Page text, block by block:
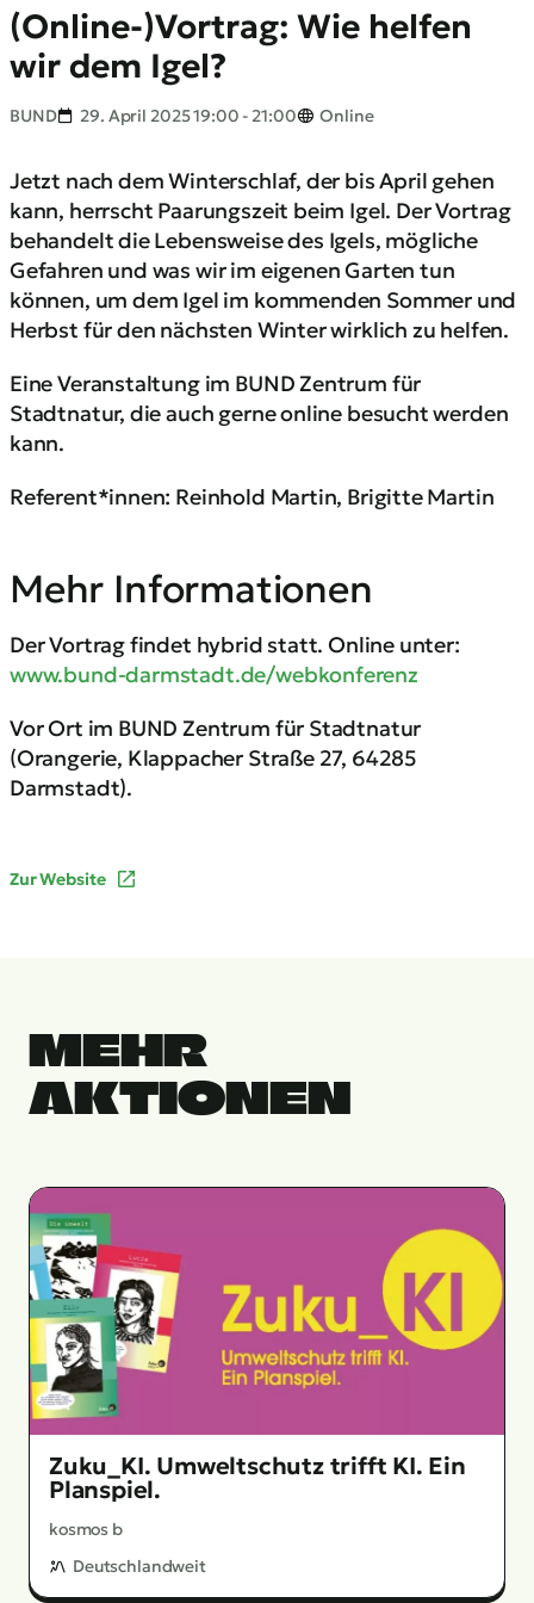
(Online-)Vortrag: Wie helfen
wir dem Igel?
BUND 29. April 2025 19:00 - 21:00 Online
Jetzt nach dem Winterschlaf, der bis April gehen
kann, herrscht Paarungszeit beim Igel. Der Vortrag
behandelt die Lebensweise des Igels, mögliche
Gefahren und was wir im eigenen Garten tun
können, um dem Igel im kommenden Sommer und
Herbst für den nächsten Winter wirklich zu helfen.
Eine Veranstaltung im BUND Zentrum für
Stadtnatur, die auch gerne online besucht werden
kann.
Referent*innen: Reinhold Martin, Brigitte Martin
Mehr Informationen
Der Vortrag findet hybrid statt. Online unter:
www.bund-darmstadt.de/webkonferenz
Vor Ort im BUND Zentrum für Stadtnatur
(Orangerie, Klappacher Straße 27, 64285
Darmstadt).
Zur Website
MEHR
AKTIONEN
Zuku_KI. Umweltschutz trifft KI. Ein
Planspiel.
kosmos b
Deutschlandweit